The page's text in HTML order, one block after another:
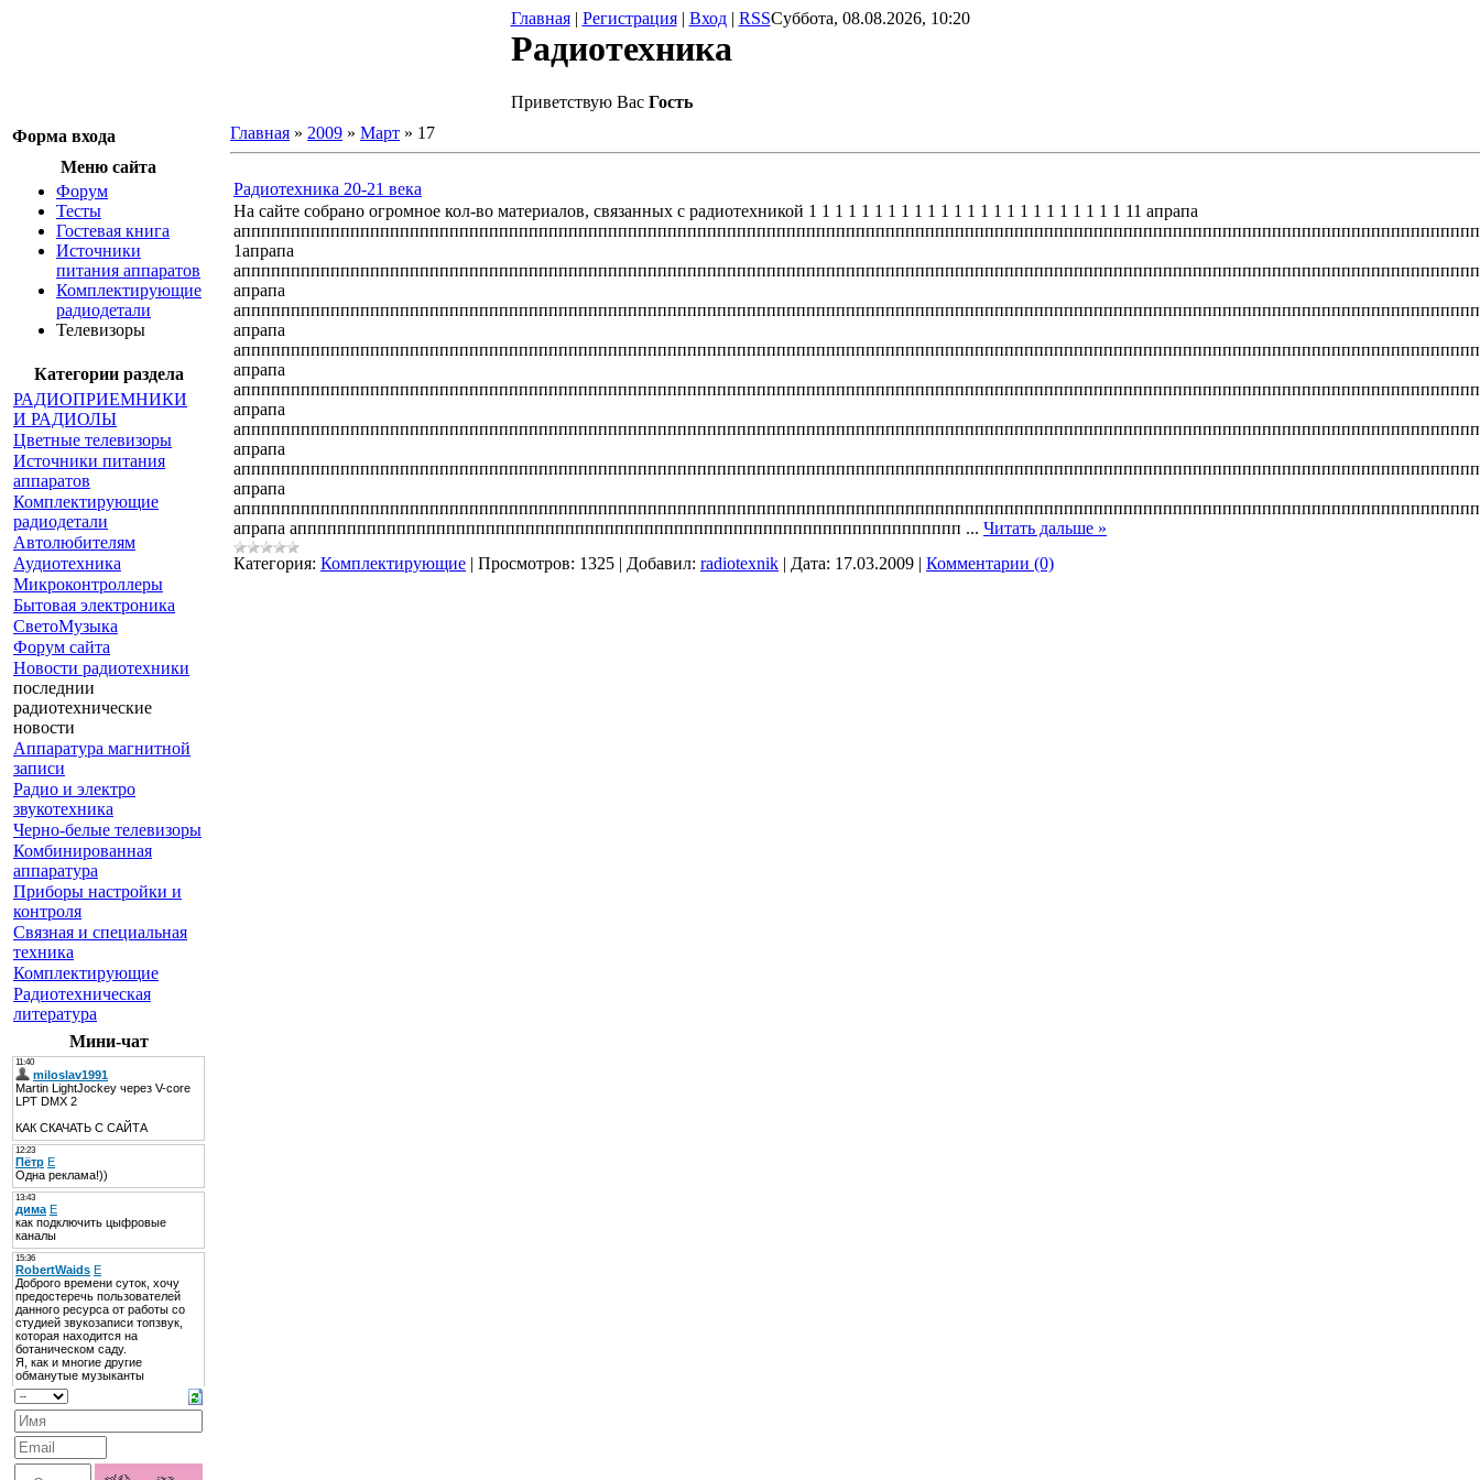
Главная| Регистрация| Вход| RSSСуббота, 08.08.2026, 10:20
Радиотехника
Приветствую Вас Гость
Форма входа
Меню сайта
Форум
Тесты
Гостевая книга
Источники
питания аппаратов
Комплектирующие
радиодетали
Телевизоры
Категории раздела
РАДИОПРИЕМНИКИ
И РАДИОЛЫ
Цветные телевизоры
Источники питания
аппаратов
Комплектирующие
радиодетали
Автолюбителям
Аудиотехника
Микроконтроллеры
Бытовая электроника
СветоМузыка
Форум сайта
Новости радиотехники
последнии
радиотехнические
новости
Аппаратура магнитной
записи
Радио и электро
звукотехника
Черно-белые телевизоры
Комбинированная
аппаратура
Приборы настройки и
контроля
Связная и специальная
техника
Комплектирующие
Радиотехническая
литература
Мини-чат
Главная » 2009 » Март » 17
Радиотехника 20-21 века
На сайте собрано огромное кол-во материалов, связанных с радиотехникой 1 1 1 1 1 1 1 1 1 1 1 1 1 1 1 1 1 1 1 1 1 1 1 1 11 апрапа
1апрапа
апрапа
апрапа
апрапа
апрапа
апрапа
апрапа
апрапа аппппппппппппппппппппппппппппппппппппппппппппппппппппппппппппппппппп ... Читать дальше »
Категория: Комплектирующие | Просмотров: 1325 | Добавил: radiotexnik | Дата: 17.03.2009 | Комментарии (0)